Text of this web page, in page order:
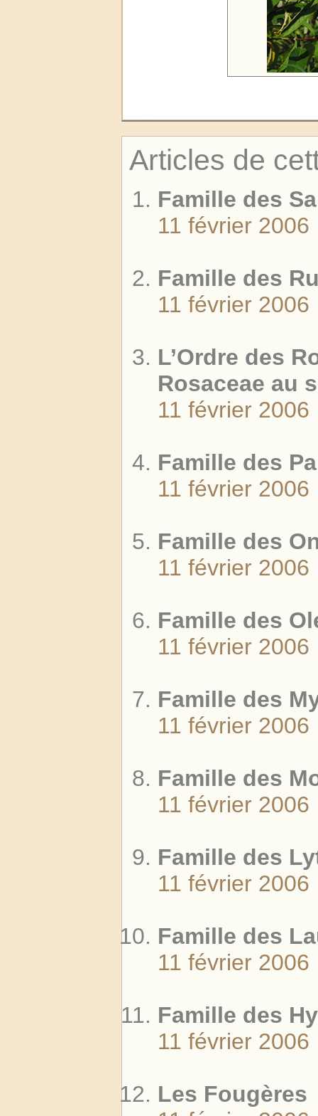
Articles de
Famille des
11 février 2006
Famille des
11 février 2006
L’Ordre des
Rosaceae au
11 février 2006
Famille des
11 février 2006
Famille des
11 février 2006
Famille des
11 février 2006
Famille des
11 février 2006
Famille des
11 février 2006
Famille des
11 février 2006
Famille des
11 février 2006
Famille des
11 février 2006
Les Fougères